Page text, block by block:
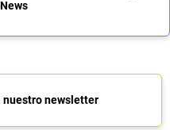
News
nuestro newsletter